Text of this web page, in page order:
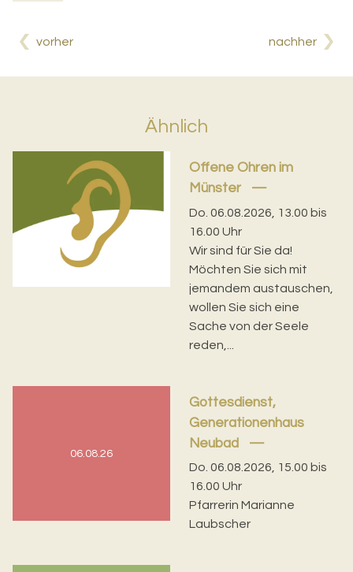
vorher nachher
Ähnlich
Offene Ohren im
Münster
Do. 06.08.2026, 13.00 bis
16.00 Uhr
Wir sind für Sie da!
Möchten Sie sich mit
jemandem austauschen,
wollen Sie sich eine
Sache von der Seele
reden,...
06.08.26
Gottesdienst,
Generationenhaus
Neubad
Do. 06.08.2026, 15.00 bis
16.00 Uhr
Pfarrerin Marianne
Laubscher